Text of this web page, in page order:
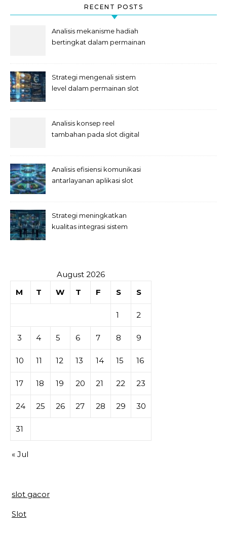
RECENT POSTS
Analisis mekanisme hadiah
bertingkat dalam permainan
Strategi mengenali sistem
level dalam permainan slot
Analisis konsep reel
tambahan pada slot digital
Analisis efisiensi komunikasi
antarlayanan aplikasi slot
Strategi meningkatkan
kualitas integrasi sistem
August 2026
M
T W T F S S
1 2
3 4 5 6 7 8 9
10 11 12 13 14 15 16
17 18 19 20 21 22 23
24 25 26 27 28 29 30
31
« Jul
slot gacor
Slot